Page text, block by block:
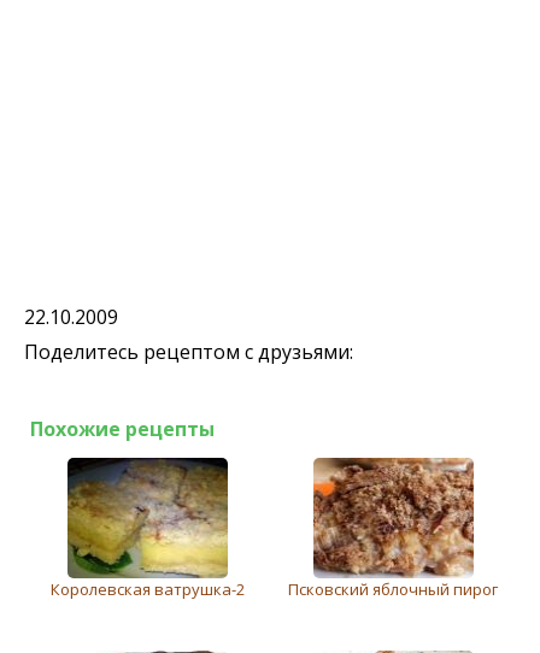
22.10.2009
Поделитесь рецептом с друзьями:
Похожие рецепты
Королевская ватрушка-2 Псковский яблочный пирог